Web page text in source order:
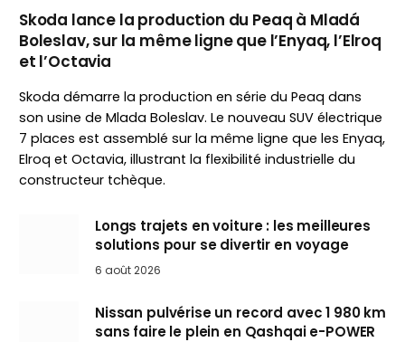
Skoda lance la production du Peaq à Mladá
Boleslav, sur la même ligne que l’Enyaq, l’Elroq
et l’Octavia
Skoda démarre la production en série du Peaq dans
son usine de Mlada Boleslav. Le nouveau SUV électrique
7 places est assemblé sur la même ligne que les Enyaq,
Elroq et Octavia, illustrant la flexibilité industrielle du
constructeur tchèque.
Longs trajets en voiture : les meilleures
solutions pour se divertir en voyage
6 août 2026
Nissan pulvérise un record avec 1 980 km
sans faire le plein en Qashqai e-POWER